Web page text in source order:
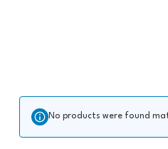
No products were found